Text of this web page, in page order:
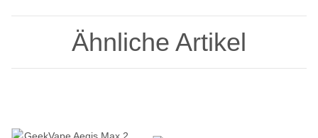
Ähnliche Artikel